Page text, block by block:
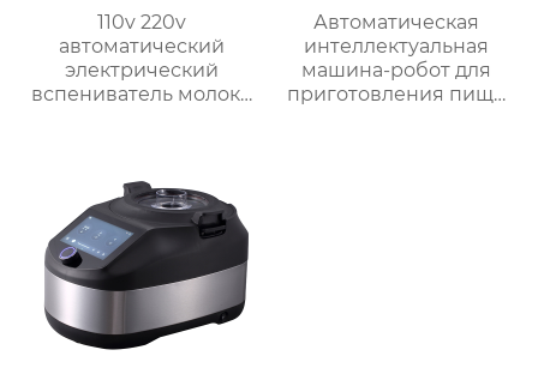
110v 220v
автоматический
электрический
вспениватель молока
горячего шоколада
Автоматическая
интеллектуальная
машина-робот для
приготовления пищи